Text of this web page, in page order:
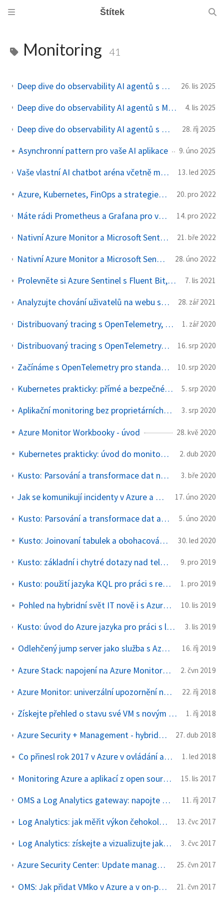
Štítek
Monitoring 41
Deep dive do observability AI agentů s Microsoft Agent Framework - tracing s open source nástroji Aspire Dashboard a Langfuse 26. lis 2025
Deep dive do observability AI agentů s Microsoft Agent Framework - metriky a logy, konverze na managed Prometheus a Grafana v Azure 4. lis 2025
Deep dive do observability AI agentů s Microsoft Agent Framework - OpenTelemetry semantic conventions a použití OTEL kolektoru 28. říj 2025
Asynchronní pattern pro vaše AI aplikace 9. úno 2025
Vaše vlastní AI chatbot aréna včetně monitoringu s OpenTelemetry, AI Foundry, Gradio a Azure Container Apps nahozená přes Terraform 13. led 2025
Azure, Kubernetes, FinOps a strategie účtování nákladů 20. pro 2022
Máte rádi Prometheus a Grafana pro váš Kubernetes? Jak na to všechno v plně managed formě v Azure? 14. pro 2022
Nativní Azure Monitor a Microsoft Sentinel nově umí levnější logy a zabudovanou levnější archivaci - praxe (část 2) 21. bře 2022
Nativní Azure Monitor a Microsoft Sentinel nově umí levnější logy a zabudovanou levnější archivaci - analýza nákladů (část 1) 28. úno 2022
Prolevněte si Azure Sentinel s Fluent Bit, Blobem a Azure Data Explorer 7. lis 2021
Analyzujte chování uživatelů na webu s Microsoft Clarity - navždy zdarma 28. zář 2021
Distribuovaný tracing s OpenTelemetry, Python a Azure Monitor (2): další instrumentace, vizualizace a pokročilé query 1. zář 2020
Distribuovaný tracing s OpenTelemetry, Python a Azure Monitor (1): z ničeho až po monitoring mikroslužeb v Kubernetes 16. srp 2020
Začínáme s OpenTelemetry pro standardizovaný aplikační monitoring 10. srp 2020
Kubernetes prakticky: přímé a bezpečné ovládání z Azure portálu v reálném čase 5. srp 2020
Aplikační monitoring bez proprietárních SDK v aplikaci 3. srp 2020
Azure Monitor Workbooky - úvod 28. kvě 2020
Kubernetes prakticky: úvod do monitoringu 2. dub 2020
Kusto: Parsování a transformace dat na Azure Monitor agentovi 3. bře 2020
Jak se komunikují incidenty v Azure a kde najdu bližší informace 17. úno 2020
Kusto: Parsování a transformace dat až v okamžiku query 5. úno 2020
Kusto: Joinovaní tabulek a obohacování dat 30. led 2020
Kusto: základní i chytré dotazy nad telemetrií včetně předvídání budoucnosti 9. pro 2019
Kusto: použití jazyka KQL pro práci s resources v Azure 1. pro 2019
Pohled na hybridní svět IT nově i s Azure Arc 10. lis 2019
Kusto: úvod do Azure jazyka pro práci s logy, telemetrií nebo IoT nejen v rámci Azure Monitor 3. lis 2019
Odlehčený jump server jako služba s Azure Bastion 16. říj 2019
Azure Stack: napojení na Azure Monitor pro hybridní správu 2. čvn 2019
Azure Monitor: univerzální upozornění na anomálie s novými alerty 22. říj 2018
Získejte přehled o stavu své VM s novým VM Insights v Azure Monitor 1. říj 2018
Azure Security + Management - hybridní monitoring infra, aplikací i bezpečnosti 27. dub 2018
Co přinesl rok 2017 v Azure v ovládání a správě 1. led 2018
Monitoring Azure a aplikací z open source Grafana 15. lis 2017
OMS a Log Analytics gateway: napojte VM bezpečně i bez přímého Internetu 11. říj 2017
Log Analytics: jak měřit výkon čehokoli v Linuxu 13. čvc 2017
Log Analytics: získejte a vizualizujte jakékoli logy 3. čvc 2017
Azure Security Center: Update management aneb patchujte Windows i Linux 25. čvn 2017
OMS: Jak přidat VMko v Azure a v on-premises 21. čvn 2017